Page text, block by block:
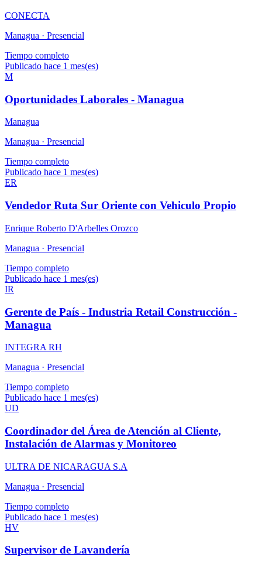
CONECTA
Managua · Presencial
Tiempo completo
Publicado hace 1 mes(es)
M
Oportunidades Laborales - Managua
Managua
Managua · Presencial
Tiempo completo
Publicado hace 1 mes(es)
ER
Vendedor Ruta Sur Oriente con Vehiculo Propio
Enrique Roberto D'Arbelles Orozco
Managua · Presencial
Tiempo completo
Publicado hace 1 mes(es)
IR
Gerente de País - Industria Retail Construcción -
Managua
INTEGRA RH
Managua · Presencial
Tiempo completo
Publicado hace 1 mes(es)
UD
Coordinador del Área de Atención al Cliente,
Instalación de Alarmas y Monitoreo
ULTRA DE NICARAGUA S.A
Managua · Presencial
Tiempo completo
Publicado hace 1 mes(es)
HV
Supervisor de Lavandería